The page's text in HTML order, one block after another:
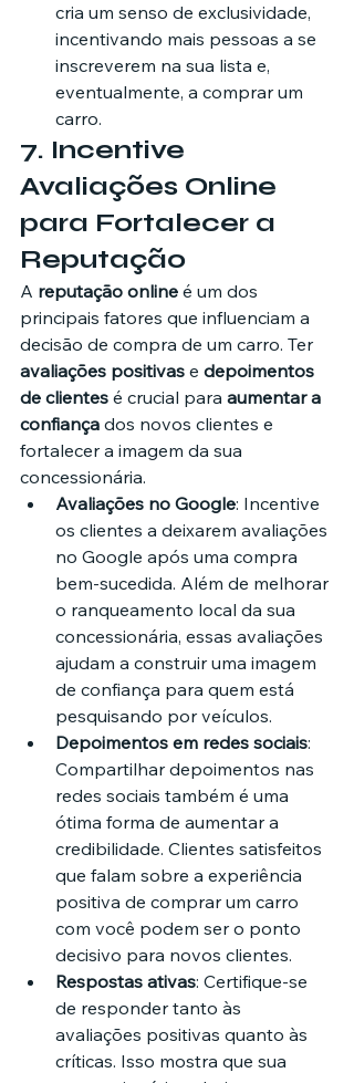
cria um senso de exclusividade,
incentivando mais pessoas a se
inscreverem na sua lista e,
eventualmente, a comprar um
carro.
7. Incentive
Avaliações Online
para Fortalecer a
Reputação
A reputação online é um dos
principais fatores que influenciam a
decisão de compra de um carro. Ter
avaliações positivas e depoimentos
de clientes é crucial para aumentar a
confiança dos novos clientes e
fortalecer a imagem da sua
concessionária.
Avaliações no Google: Incentive
os clientes a deixarem avaliações
no Google após uma compra
bem-sucedida. Além de melhorar
o ranqueamento local da sua
concessionária, essas avaliações
ajudam a construir uma imagem
de confiança para quem está
pesquisando por veículos.
Depoimentos em redes sociais:
Compartilhar depoimentos nas
redes sociais também é uma
ótima forma de aumentar a
credibilidade. Clientes satisfeitos
que falam sobre a experiência
positiva de comprar um carro
com você podem ser o ponto
decisivo para novos clientes.
Respostas ativas: Certifique-se
de responder tanto às
avaliações positivas quanto às
críticas. Isso mostra que sua